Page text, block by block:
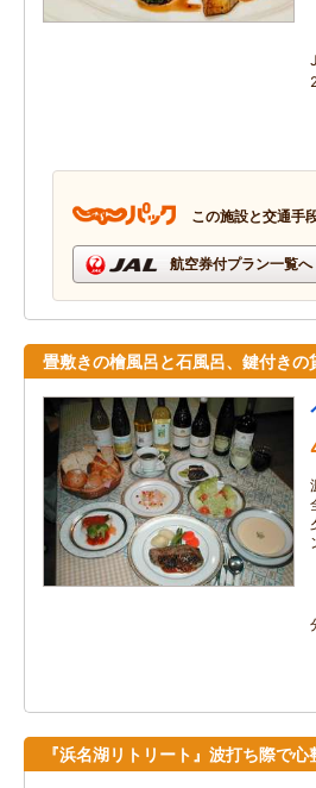
この施設と交通手
航空券付プラン一覧へ
畳敷きの檜風呂と石風呂、鍵付きの
『浜名湖リトリート』波打ち際で